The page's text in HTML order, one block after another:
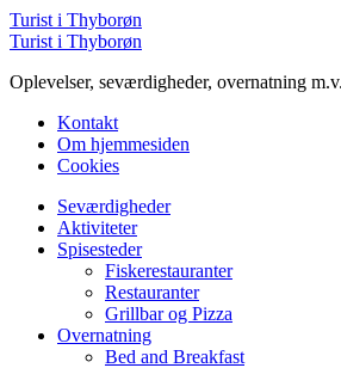
Menu
Turist i Thyborøn
Søg
Turist i Thyborøn
Oplevelser, seværdigheder, overnatning
Kontakt
Om hjemmesiden
Cookies
Menu
Seværdigheder
Aktiviteter
Spisesteder
Fiskerestauranter
Restauranter
Grillbar og Pizza
Overnatning
Bed and Breakfast